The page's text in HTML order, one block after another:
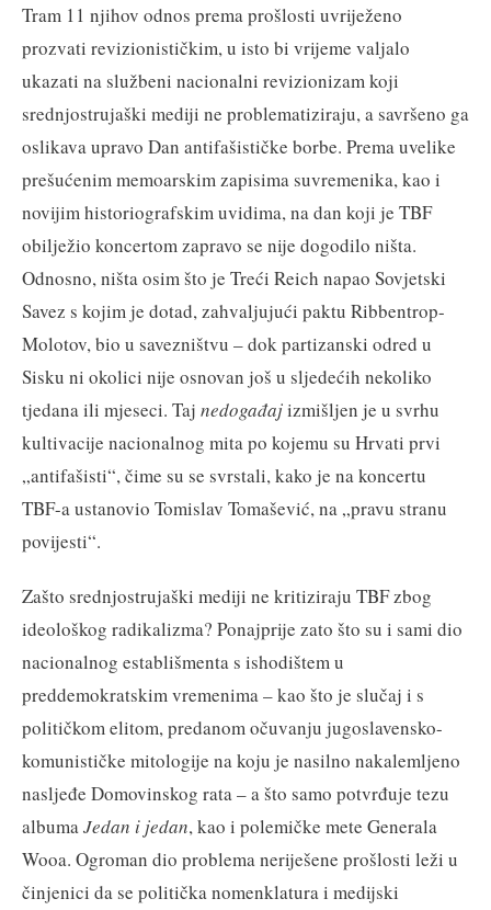
Tram 11 njihov odnos prema prošlosti uvriježeno
prozvati revizionističkim, u isto bi vrijeme valjalo
ukazati na službeni nacionalni revizionizam koji
srednjostrujaški mediji ne problematiziraju, a savršeno ga
oslikava upravo Dan antifašističke borbe. Prema uvelike
prešućenim memoarskim zapisima suvremenika, kao i
novijim historiografskim uvidima, na dan koji je TBF
obilježio koncertom zapravo se nije dogodilo ništa.
Odnosno, ništa osim što je Treći Reich napao Sovjetski
Savez s kojim je dotad, zahvaljujući paktu Ribbentrop-
Molotov, bio u savezništvu – dok partizanski odred u
Sisku ni okolici nije osnovan još u sljedećih nekoliko
tjedana ili mjeseci. Taj nedogađajizmišljen je u svrhu
kultivacije nacionalnog mita po kojemu su Hrvati prvi
„antifašisti“, čime su se svrstali, kako je na koncertu
TBF-a ustanovio Tomislav Tomašević, na „pravu stranu
povijesti“.
Zašto srednjostrujaški mediji ne kritiziraju TBF zbog
ideološkog radikalizma? Ponajprije zato što su i sami dio
nacionalnog establišmenta s ishodištem u
preddemokratskim vremenima – kao što je slučaj i s
političkom elitom, predanom očuvanju jugoslavensko-
komunističke mitologije na koju je nasilno nakalemljeno
nasljeđe Domovinskog rata – a što samo potvrđuje tezu
albumaJedan i jedan, kao i polemičke mete Generala
Wooa. Ogroman dio problema neriješene prošlosti leži u
činjenici da se politička nomenklatura i medijski